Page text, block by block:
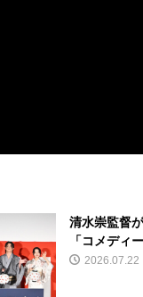
清水崇監督
「コメディ
2026.07.22